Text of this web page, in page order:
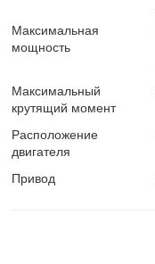
Максимальная
мощность
Максимальный
крутящий момент
Расположение
двигателя
Привод